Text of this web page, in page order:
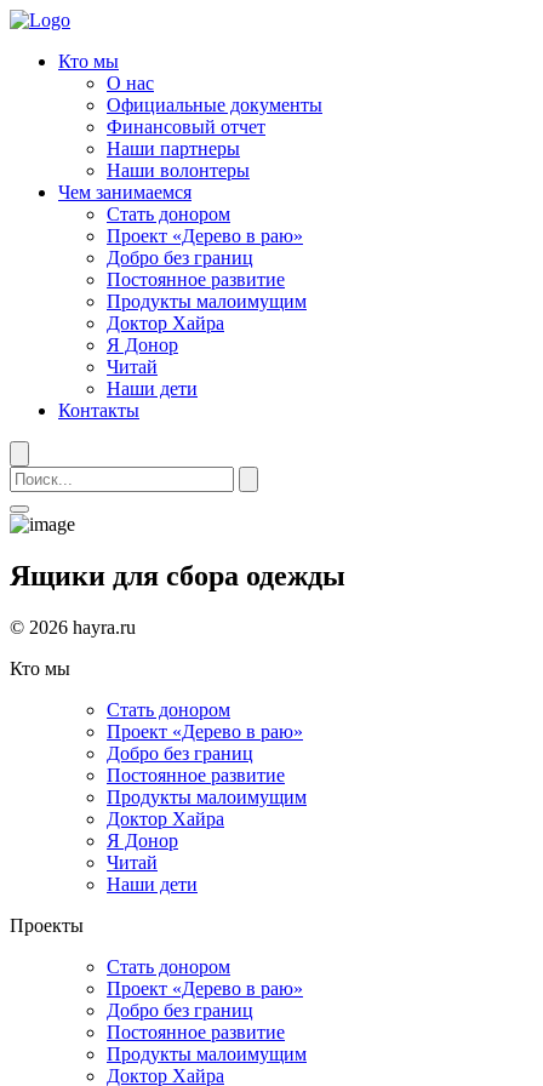
Кто мы
О нас
Официальные документы
Финансовый отчет
Наши партнеры
Наши волонтеры
Чем занимаемся
Стать донором
Проект «Дерево в раю»
Добро без границ
Постоянное развитие
Продукты малоимущим
Доктор Хайра
Я Донор
Читай
Наши дети
Контакты
Ящики для сбора одежды
© 2026 hayra.ru
Кто мы
Стать донором
Проект «Дерево в раю»
Добро без границ
Постоянное развитие
Продукты малоимущим
Доктор Хайра
Я Донор
Читай
Наши дети
Проекты
Стать донором
Проект «Дерево в раю»
Добро без границ
Постоянное развитие
Продукты малоимущим
Доктор Хайра